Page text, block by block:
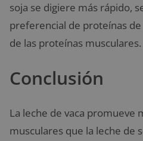
soja se digiere más rápido,
preferencial de proteínas
de las proteínas musculares.
Conclusión
La leche de vaca promueve
musculares que la leche de